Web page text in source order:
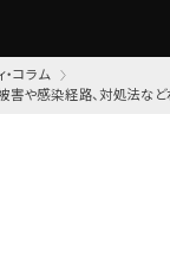
コラム
害や感染経路、対処法など